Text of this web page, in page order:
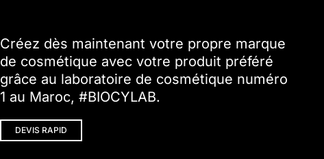
Créez dès maintenant votre propre marque
de cosmétique avec votre produit préféré
grâce au laboratoire de cosmétique numéro
1 au Maroc, #BIOCYLAB.
DEVIS RAPID